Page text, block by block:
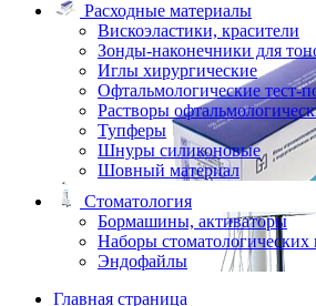
Расходные материалы
Вискоэластики, красители
Зонды-наконечники для
Иглы хирургические
Офтальмологические тест-
Растворы
Тупферы
Шнуры силиконовые
Шовный материал
Стоматология
Бормашины, активаторы
Наборы стоматологических
Эндофайлы
Главная страница